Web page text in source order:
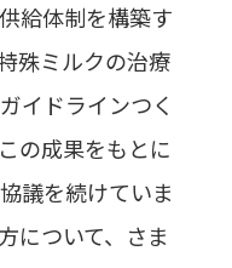
給体制を構築す
殊ミルクの治療
イドラインつく
の成果をもとに
議を続けていま
について、さま